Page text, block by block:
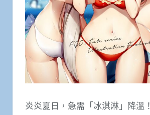
炎炎夏日，急需「冰淇淋」降溫！